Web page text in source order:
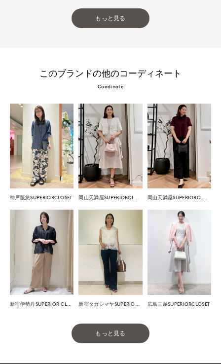
もっと見る
このブランドの他のコーディネート
Coodinate
神戸阪急SUPERIORCLOSET
広島三越SUPERIORCLOSET
もっと見る